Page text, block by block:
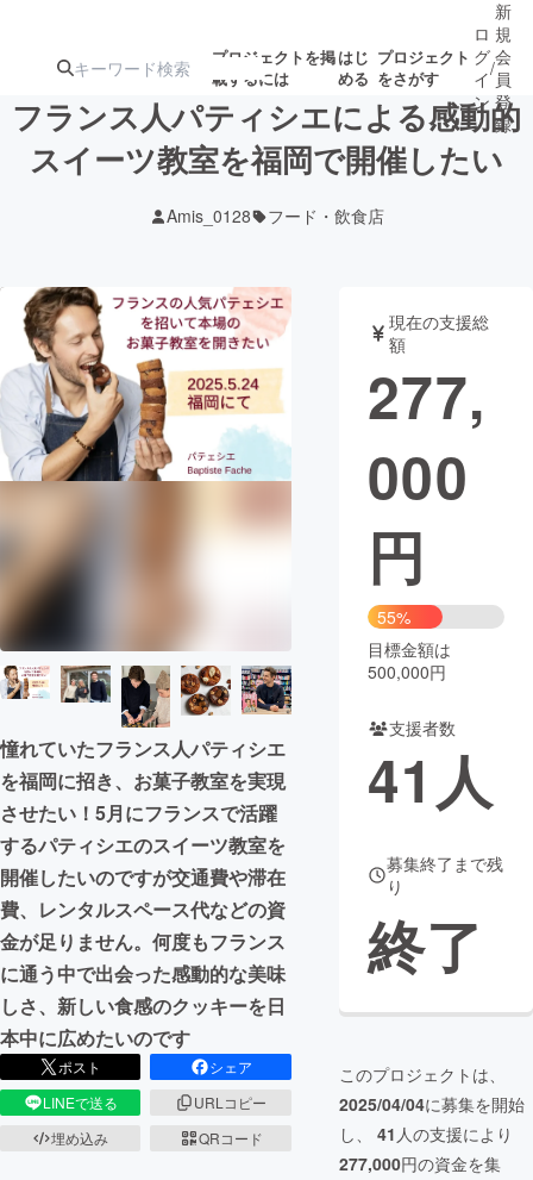
プロジェクトを掲
載するには
はじ
める
プロジェクト
をさがす
ジェクト
募集終了が近いプ
ロジェクト
アート・写真 音楽
テクノロジー・ガジェット ゲーム・サ
映像・映画
CAMPFIRE for Social Good
CAMPFIRE Creation
CAMPFIREふるさと納税machi-ya コミュニティ
ロ
グ
イ
ン
/
新
規
会
員
登
録
フランス人パティシエによる感動的
スイーツ教室を福岡で開催したい
Amis_0128 フード・飲食店
憧れていたフランス人パティシエ
を福岡に招き、お菓子教室を実現
させたい！5月にフランスで活躍
するパティシエのスイーツ教室を
開催したいのですが交通費や滞在
費、レンタルスペース代などの資
金が足りません。何度もフランス
に通う中で出会った感動的な美味
しさ、新しい食感のクッキーを日
本中に広めたいのです
ポスト
シェア
LINEで送る
URLコピー
埋め込み
QRコード
現在の支援総
額
277,
000
円
55%
目標金額は
500,000円
支援者数
41 人
募集終了まで残
り
終了
このプロジェクトは、
2025/04/04に募集を開始
し、 41 人の支援により
277,000円の資金を集